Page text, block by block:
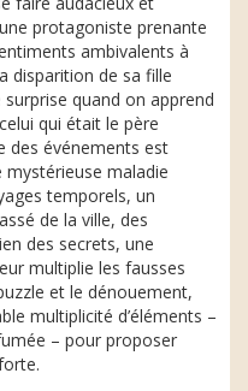
protagoniste prenante
ambivalents à
disparition de sa fille
quand on apprend
qui était le père
des événements est
mystérieuse maladie
temporels, un
de la ville, des
des secrets, une
multiplie les fausses
et le dénouement,
multiplicité d’éléments –
– pour proposer